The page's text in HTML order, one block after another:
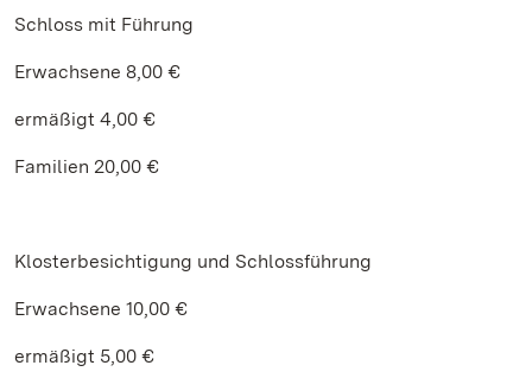
Schloss mit Führung
Erwachsene 8,00 €
ermäßigt 4,00 €
Familien 20,00 €
Klosterbesichtigung und Schlossführung
Erwachsene 10,00 €
ermäßigt 5,00 €